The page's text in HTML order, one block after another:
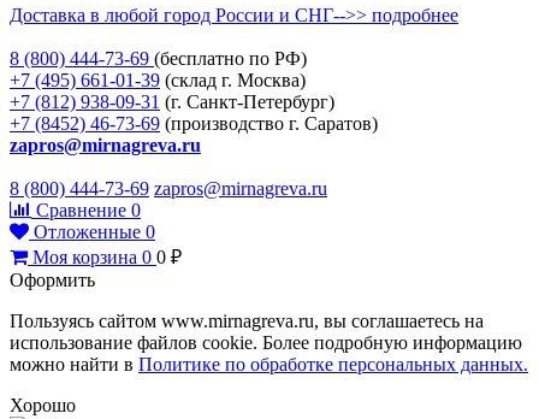
Доставка в любой город России и СНГ-->> подробнее
8 (800) 444-73-69 (бесплатно по РФ)
+7 (495) 661-01-39 (склад г. Москва)
+7 (812) 938-09-31 (г. Санкт-Петербург)
+7 (8452) 46-73-69 (производство г. Саратов)
zapros@mirnagreva.ru
8 (800) 444-73-69 zapros@mirnagreva.ru
Сравнение 0
Отложенные 0
Моя корзина 0 0 ₽
Оформить
Пользуясь сайтом www.mirnagreva.ru, вы соглашаетесь на
использование файлов cookie. Более подробную информацию
можно найти в Политике по обработке персональных данных.
Хорошо